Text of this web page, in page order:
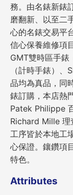
務。由名錶新錶
磨翻新、以至二
心的名錶交易平
信心保養維修項
GMT雙時區手
（計時手錶）
品均為真品，同
錶訂購，本店熱
Patek Philippe
Richard Mille 理
工序皆於本地工
心保證。鑲鑽項
特色。
Attributes